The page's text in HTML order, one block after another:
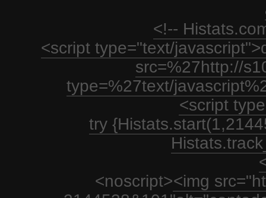
<!--
<script type="text/
src=%27http://
type=%27text/
<script
try
<noscript><img